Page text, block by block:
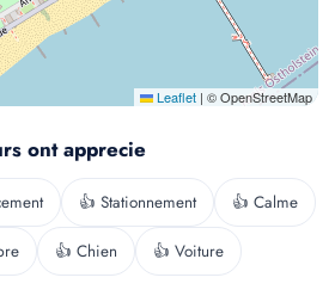
Leaflet | © OpenStreetMap
ont apprecie
👍 Stationnement 👍 Calme
👍 Chien 👍 Voiture